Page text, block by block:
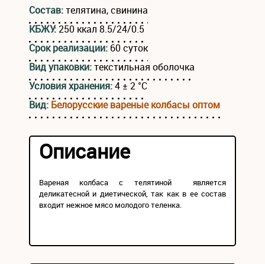
Состав:телятина, свинина
КБЖУ:250 ккал 8.5/24/0.5
Срок реализации: 60 суток
Вид упаковки:текстильная оболочка
Условия хранения:4 ± 2 °С
Вид: Белорусские вареные колбасы оптом
Описание
Вареная колбаса с телятиной является
деликатесной и диетической, так как в ее состав
входит нежное мясо молодого теленка.